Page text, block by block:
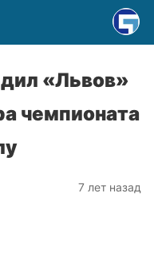
«Львов»
чемпионата
7 лет назад